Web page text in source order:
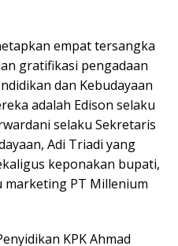
empat tersangka
gratifikasi pengadaan
dan Kebudayaan
adalah Edison selaku
selaku Sekretaris
Adi Triadi yang
keponakan bupati,
marketing PT Millenium
KPK Ahmad